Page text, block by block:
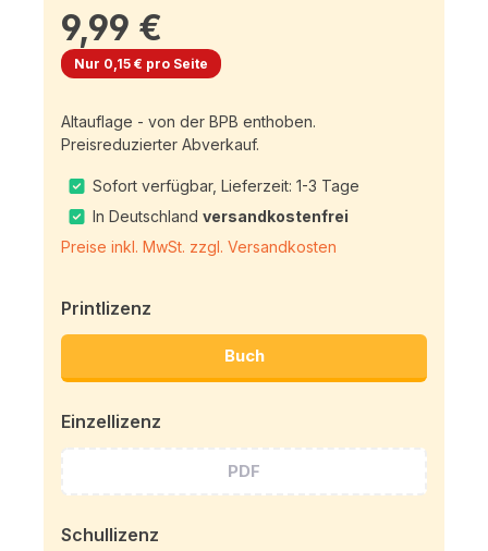
9,99 €
Nur 0,15 € pro Seite
Altauflage - von der BPB enthoben.
Preisreduzierter Abverkauf.
Sofort verfügbar, Lieferzeit: 1-3 Tage
In Deutschlandversandkostenfrei
Preise inkl. MwSt. zzgl. Versandkosten
Printlizenz
Buch
Einzellizenz
PDF
Schullizenz